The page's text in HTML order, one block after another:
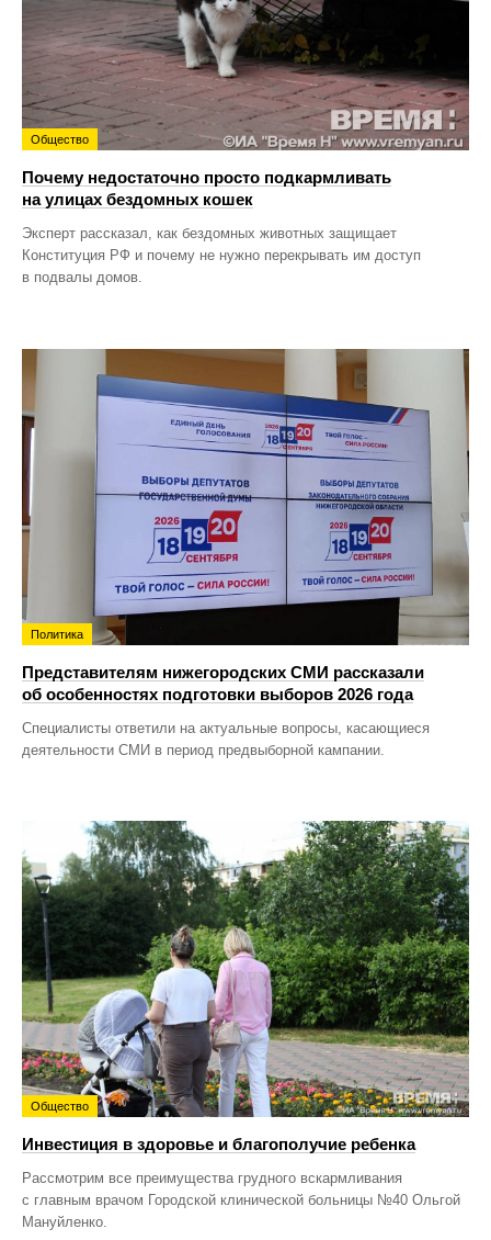
Общество
Почему недостаточно просто подкармливать
на улицах бездомных кошек
Эксперт рассказал, как бездомных животных защищает
Конституция РФ и почему не нужно перекрывать им доступ
в подвалы домов.
Политика
Представителям нижегородских СМИ рассказали
об особенностях подготовки выборов 2026 года
Специалисты ответили на актуальные вопросы, касающиеся
деятельности СМИ в период предвыборной кампании.
Общество
Инвестиция в здоровье и благополучие ребенка
Рассмотрим все преимущества грудного вскармливания
с главным врачом Городской клинической больницы №40 Ольгой
Мануйленко.